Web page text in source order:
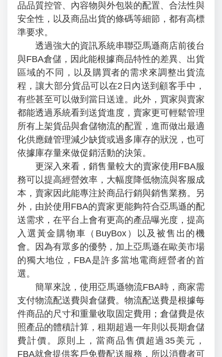
品品質控管、內容物與外包裝的配置、合法性與
安全性，以及商品出貨的條碼等細節，都有高標
準要求。
透過強大的資訊系統串聯亞馬遜商店前後台
與FBA倉儲，因此能根據商品特性的差異、出貨
區域的不同，以及購買者的需求來調整出貨流
程，讓大部分貨品可以在2日內送到顧客手中，
有些甚至可以做到當日送達。此外，買家與賣家
都能透過系統看到送貨進度，賣家更可輕鬆管理
所有上架貨品與倉儲物流的配置，進而做出最適
化供應鏈管理減少缺貨或過多庫存的狀況，也可
依據庫存量來做促銷活動的決策。
更深入來看，銷售量較大的賣家使用FBA服
務可以提高經營效率，大幅度降低物流與客服成
本，賣家因此能專注於商品行銷與銷售業務。另
外，由於使用FBA的賣家更能夠符合亞馬遜的配
送需求，在平台上會有更高的產品曝光度，提高
入選黃金購物車（BuyBox）以及被售出的機
會。因為有眾多的優勢，加上亞馬遜在歐美市場
的獨大地位，FBA是許多當地電商經營者的首
選。
簡單來說，使用亞馬遜物流FBA時，商家需
支付物流配送費與倉儲費。物流配送費是根據每
件商品的尺寸和重量收取固定費用；倉儲費是依
照產品的體積計算，租期超過一年則以長期倉儲
費計價。原則上，當商品售價超過35美元，
FBA就會提供客戶免費配送服務，所以消費者可